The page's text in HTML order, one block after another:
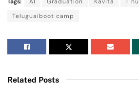
Teluguaiboot camp
Related Posts